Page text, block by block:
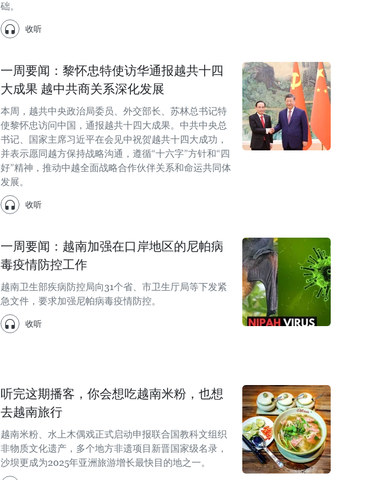
础。
收听
一周要闻：黎怀忠特使访华通报越共十四
大成果 越中共商关系深化发展
本周，越共中央政治局委员、外交部长、苏林总书记特
使黎怀忠访问中国，通报越共十四大成果。中共中央总
书记、国家主席习近平在会见中祝贺越共十四大成功，
并表示愿同越方保持战略沟通，遵循“十六字”方针和“四
好”精神，推动中越全面战略合作伙伴关系和命运共同体
发展。
收听
一周要闻：越南加强在口岸地区的尼帕病
毒疫情防控工作
越南卫生部疾病防控局向31个省、市卫生厅局等下发紧
急文件，要求加强尼帕病毒疫情防控。
收听
听完这期播客，你会想吃越南米粉，也想
去越南旅行
越南米粉、水上木偶戏正式启动申报联合国教科文组织
非物质文化遗产，多个地方非遗项目新晋国家级名录，
沙坝更成为2025年亚洲旅游增长最快目的地之一。